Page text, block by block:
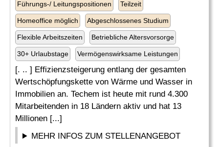
Führungs-/ Leitungspositionen Teilzeit
Homeoffice möglich Abgeschlossenes Studium
Flexible Arbeitszeiten Betriebliche Altersvorsorge
30+ Urlaubstage Vermögenswirksame Leistungen
[. .. ] Effizienzsteigerung entlang der gesamten
Wertschöpfungskette von Wärme und Wasser in
Immobilien an. Techem ist heute mit rund 4.300
Mitarbeitenden in 18 Ländern aktiv und hat 13
Millionen [...]
MEHR INFOS ZUM STELLENANGEBOT